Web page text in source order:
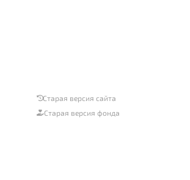
Старая версия сайта
Старая версия фонда